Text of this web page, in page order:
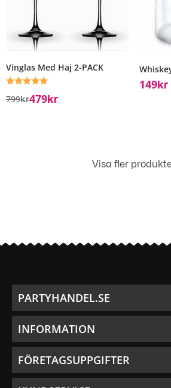
Vinglas Med Haj 2-PACK
5.00
799Kr479Kr
149Kr
Visa fler
PARTYHANDEL.SE
INFORMATION
FÖRETAGSUPPGIFTER